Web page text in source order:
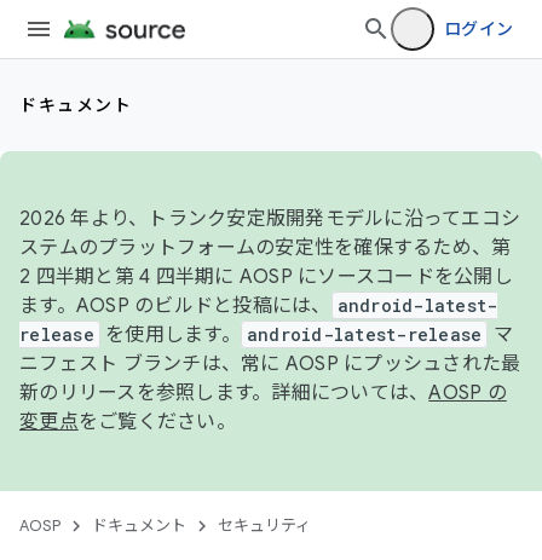
ログイン
ドキュメント
2026 年より、トランク安定版開発モデルに沿ってエコシ
ステムのプラットフォームの安定性を確保するため、第
2 四半期と第 4 四半期に AOSP にソースコードを公開し
ます。AOSP のビルドと投稿には、
android-latest-
release
を使用します。 android-latest-release
マ
ニフェスト ブランチは、常に AOSP にプッシュされた最
新のリリースを参照します。詳細については、AOSP の
変更点をご覧ください。
AOSP ドキュメント セキュリティ